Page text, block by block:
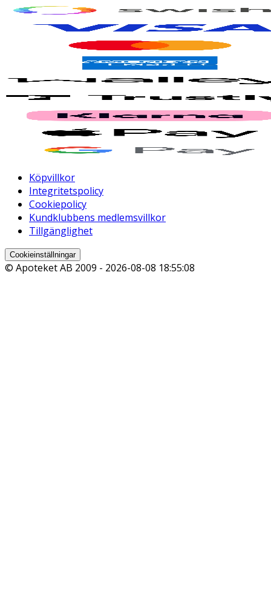
Köpvillkor
Integritetspolicy
Cookiepolicy
Kundklubbens medlemsvillkor
Tillgänglighet
Cookieinställningar
© Apoteket AB 2009 - 2026-08-08 18:55:08